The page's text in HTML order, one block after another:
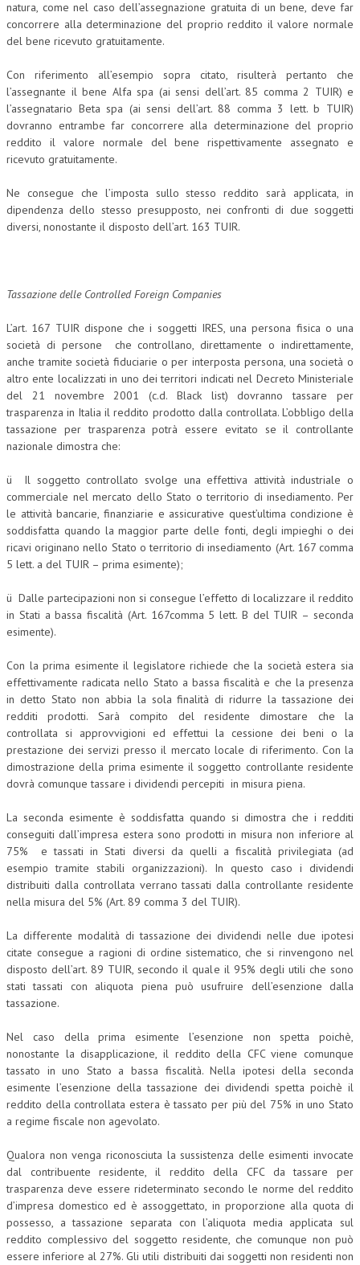
natura, come nel caso dell’assegnazione gratuita di un bene, deve far
concorrere alla determinazione del proprio reddito il valore normale
del bene ricevuto gratuitamente.
Con riferimento all’esempio sopra citato, risulterà pertanto che
l’assegnante il bene Alfa spa (ai sensi dell’art. 85 comma 2 TUIR) e
l’assegnatario Beta spa (ai sensi dell’art. 88 comma 3 lett. b TUIR)
dovranno entrambe far concorrere alla determinazione del proprio
reddito il valore normale del bene rispettivamente assegnato e
ricevuto gratuitamente.
Ne consegue che l’imposta sullo stesso reddito sarà applicata, in
dipendenza dello stesso presupposto, nei confronti di due soggetti
diversi, nonostante il disposto dell’art. 163 TUIR.
Tassazione delle Controlled Foreign Companies
L’art. 167 TUIR dispone che i soggetti IRES, una persona fisica o una
società di persone che controllano, direttamente o indirettamente,
anche tramite società fiduciarie o per interposta persona, una società o
altro ente localizzati in uno dei territori indicati nel Decreto Ministeriale
del 21 novembre 2001 (c.d. Black list) dovranno tassare per
trasparenza in Italia il reddito prodotto dalla controllata. L’obbligo della
tassazione per trasparenza potrà essere evitato se il controllante
nazionale dimostra che:
ü Il soggetto controllato svolge una effettiva attività industriale o
commerciale nel mercato dello Stato o territorio di insediamento. Per
le attività bancarie, finanziarie e assicurative quest’ultima condizione è
soddisfatta quando la maggior parte delle fonti, degli impieghi o dei
ricavi originano nello Stato o territorio di insediamento (Art. 167 comma
5 lett. a del TUIR – prima esimente);
ü Dalle partecipazioni non si consegue l’effetto di localizzare il reddito
in Stati a bassa fiscalità (Art. 167comma 5 lett. B del TUIR – seconda
esimente).
Con la prima esimente il legislatore richiede che la società estera sia
effettivamente radicata nello Stato a bassa fiscalità e che la presenza
in detto Stato non abbia la sola finalità di ridurre la tassazione dei
redditi prodotti. Sarà compito del residente dimostare che la
controllata si approvvigioni ed effettui la cessione dei beni o la
prestazione dei servizi presso il mercato locale di riferimento. Con la
dimostrazione della prima esimente il soggetto controllante residente
dovrà comunque tassare i dividendi percepiti in misura piena.
La seconda esimente è soddisfatta quando si dimostra che i redditi
conseguiti dall’impresa estera sono prodotti in misura non inferiore al
75% e tassati in Stati diversi da quelli a fiscalità privilegiata (ad
esempio tramite stabili organizzazioni). In questo caso i dividendi
distribuiti dalla controllata verrano tassati dalla controllante residente
nella misura del 5% (Art. 89 comma 3 del TUIR).
La differente modalità di tassazione dei dividendi nelle due ipotesi
citate consegue a ragioni di ordine sistematico, che si rinvengono nel
disposto dell’art. 89 TUIR, secondo il quale il 95% degli utili che sono
stati tassati con aliquota piena può usufruire dell’esenzione dalla
tassazione.
Nel caso della prima esimente l’esenzione non spetta poichè,
nonostante la disapplicazione, il reddito della CFC viene comunque
tassato in uno Stato a bassa fiscalità. Nella ipotesi della seconda
esimente l’esenzione della tassazione dei dividendi spetta poichè il
reddito della controllata estera è tassato per più del 75% in uno Stato
a regime fiscale non agevolato.
Qualora non venga riconosciuta la sussistenza delle esimenti invocate
dal contribuente residente, il reddito della CFC da tassare per
trasparenza deve essere rideterminato secondo le norme del reddito
d’impresa domestico ed è assoggettato, in proporzione alla quota di
possesso, a tassazione separata con l’aliquota media applicata sul
reddito complessivo del soggetto residente, che comunque non può
essere inferiore al 27%. Gli utili distribuiti dai soggetti non residenti non